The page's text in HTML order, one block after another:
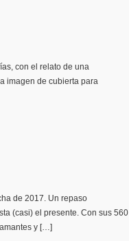
con el relato de una
imagen de cubierta para
de 2017. Un repaso
(casi) el presente. Con sus 560
y […]